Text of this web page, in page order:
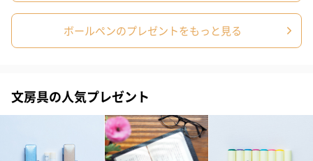
バランスがよく、使い心地が抜群なボールペン。
大切な方へのプレゼントや、ご自分への1本にぜひいかがですか？
ボールペンのプレゼントをもっと見る
文房具の人気プレゼント